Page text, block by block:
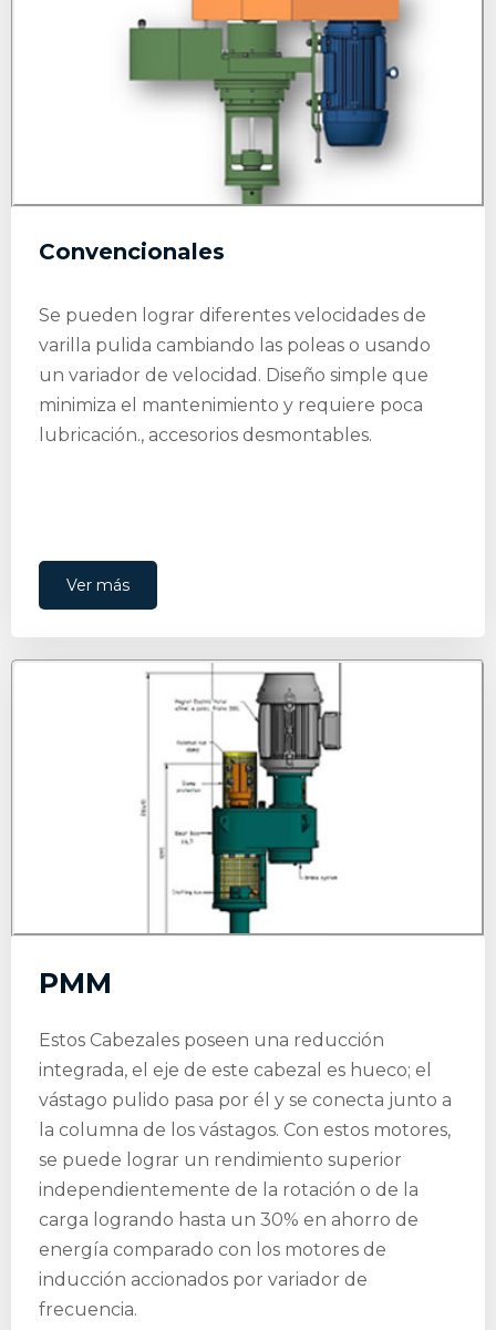
Convencionales
Se pueden lograr diferentes velocidades de
varilla pulida cambiando las poleas o usando
un variador de velocidad​. Diseño simple que
minimiza el mantenimiento y requiere poca
lubricación., accesorios desmontables.
Ver más
PMM
Estos Cabezales poseen una reducción
integrada, el eje de este cabezal es hueco; el
vástago pulido pasa por él y se conecta junto a
la columna de los vástagos. Con estos motores,
se puede lograr un rendimiento superior
independientemente de la rotación o de la
carga logrando hasta un 30% en ahorro de
energía comparado con los motores de
inducción accionados por variador de
frecuencia.